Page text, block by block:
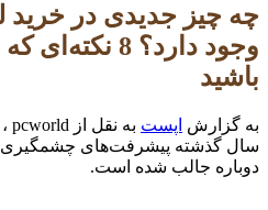
وجود دارد؟ 8
باشید
به گزارش اپست به نقل از pcworld ، در حالی که
سال گذشته پیشرفت‌های چشمگیری
دوباره جالب شده است.